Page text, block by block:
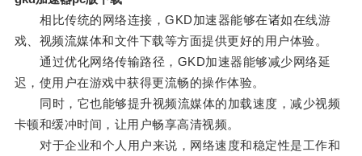
相比传统的网络连接，GKD加速器能够在诸如在线游
戏、视频流媒体和文件下载等方面提供更好的用户体验。
通过优化网络传输路径，GKD加速器能够减少网络延
迟，使用户在游戏中获得更流畅的操作体验。
同时，它也能够提升视频流媒体的加载速度，减少视频
卡顿和缓冲时间，让用户畅享高清视频。
对于企业和个人用户来说，网络速度和稳定性是工作和